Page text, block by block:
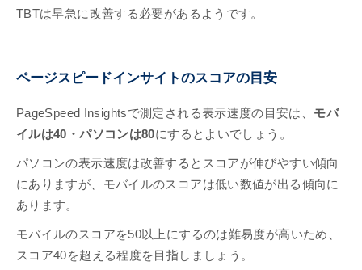
TBTは早急に改善する必要があるようです。
ページスピードインサイトのスコアの目安
PageSpeed Insightsで測定される表示速度の目安は、 モバ
イルは40・パソコンは80にするとよいでしょう。
パソコンの表示速度は改善するとスコアが伸びやすい傾向
にありますが、モバイルのスコアは低い数値が出る傾向に
あります。
モバイルのスコアを50以上にするのは難易度が高いため、
スコア40を超える程度を目指しましょう。